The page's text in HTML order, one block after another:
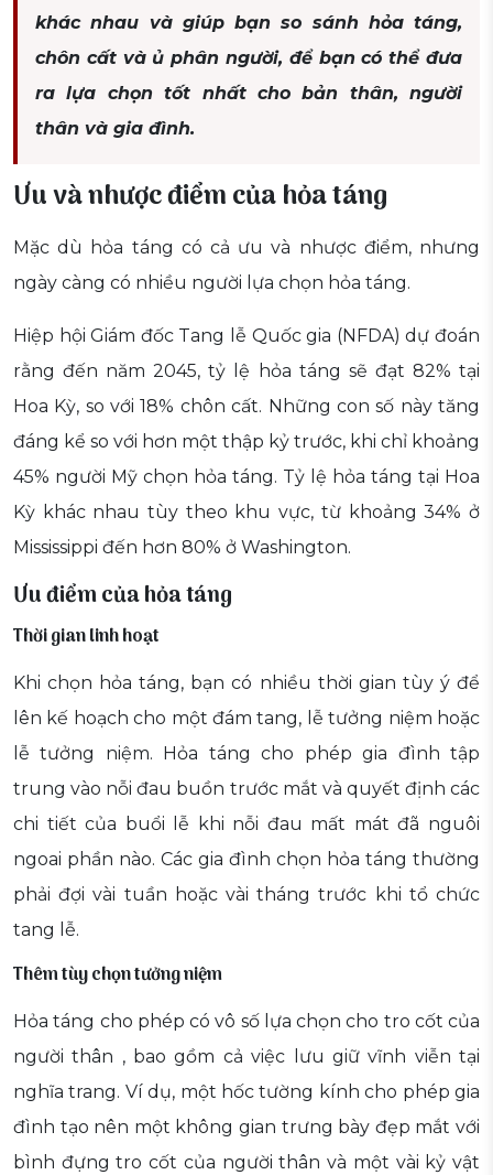
khác nhau và giúp bạn so sánh hỏa táng,
chôn cất và ủ phân người, để bạn có thể đưa
ra lựa chọn tốt nhất cho bản thân, người
thân và gia đình.
Ưu và nhược điểm của hỏa táng
Mặc dù hỏa táng có cả ưu và nhược điểm, nhưng
ngày càng có nhiều người lựa chọn hỏa táng.
Hiệp hội Giám đốc Tang lễ Quốc gia (NFDA) dự đoán
rằng đến năm 2045, tỷ lệ hỏa táng sẽ đạt 82% tại
Hoa Kỳ, so với 18% chôn cất. Những con số này tăng
đáng kể so với hơn một thập kỷ trước, khi chỉ khoảng
45% người Mỹ chọn hỏa táng. Tỷ lệ hỏa táng tại Hoa
Kỳ khác nhau tùy theo khu vực, từ khoảng 34% ở
Mississippi đến hơn 80% ở Washington.
Ưu điểm của hỏa táng
Thời gian linh hoạt
Khi chọn hỏa táng, bạn có nhiều thời gian tùy ý để
lên kế hoạch cho một đám tang, lễ tưởng niệm hoặc
lễ tưởng niệm. Hỏa táng cho phép gia đình tập
trung vào nỗi đau buồn trước mắt và quyết định các
chi tiết của buổi lễ khi nỗi đau mất mát đã nguôi
ngoai phần nào. Các gia đình chọn hỏa táng thường
phải đợi vài tuần hoặc vài tháng trước khi tổ chức
tang lễ.
Thêm tùy chọn tưởng niệm
Hỏa táng cho phép có vô số lựa chọn cho tro cốt của
người thân , bao gồm cả việc lưu giữ vĩnh viễn tại
nghĩa trang. Ví dụ, một hốc tường kính cho phép gia
đình tạo nên một không gian trưng bày đẹp mắt với
bình đựng tro cốt của người thân và một vài kỷ vật